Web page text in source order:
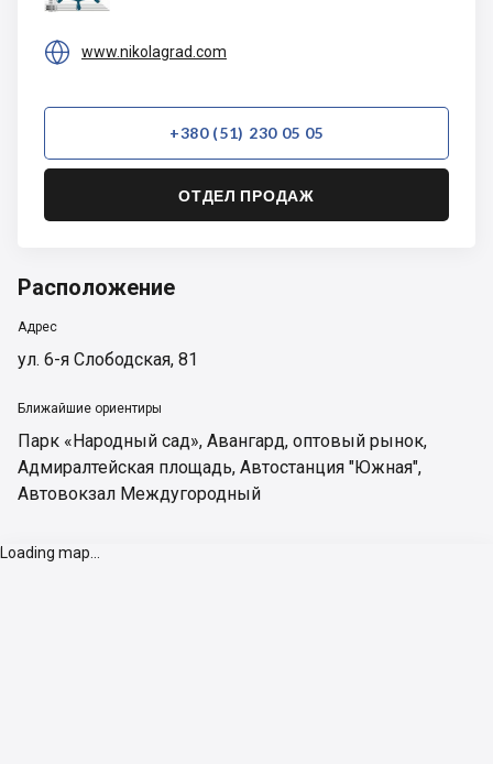
 www.nikolagrad.com
+380 (51) 230 05 05
ОТДЕЛ ПРОДАЖ
Расположение
Адрес
ул. 6-я Слободская, 81
Ближайшие ориентиры
Парк «Народный сад», Авангард, оптовый рынок,
Адмиралтейская площадь, Автостанция "Южная",
Автовокзал Междугородный
Loading map...